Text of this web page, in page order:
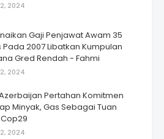
2024
Gaji Penjawat Awam 35
Pada 2007 Libatkan Kumpulan
Gred Rendah - Fahmi
2024
Pertahan Komitmen
Minyak, Gas Sebagai Tuan
2024